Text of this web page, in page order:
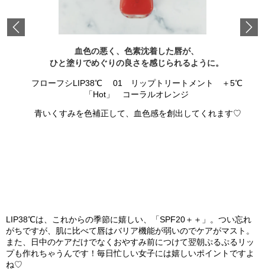
血色の悪く、色素沈着した唇が、
ひと塗りでめぐりの良さを感じられるように。
フローフシLIP38℃ 01 リップトリートメント ＋5℃
「Hot」 コーラルオレンジ
青いくすみを色補正して、血色感を創出してくれます♡
LIP38℃は、これからの季節に嬉しい、「SPF20＋＋」。つい忘れ
がちですが、肌に比べて唇はバリア機能が弱いのでケアがマスト。
また、日中のケアだけでなくおやすみ前につけて翌朝ぷるぷるリッ
プも作れちゃうんです！毎日忙しい女子には嬉しいポイントですよ
ね♡